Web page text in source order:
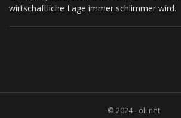
wirtschaftliche Lage immer schlimmer wird.
© 2024 - oli.net